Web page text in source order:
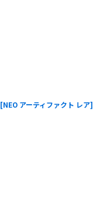
[NEO アーティファクト レア]